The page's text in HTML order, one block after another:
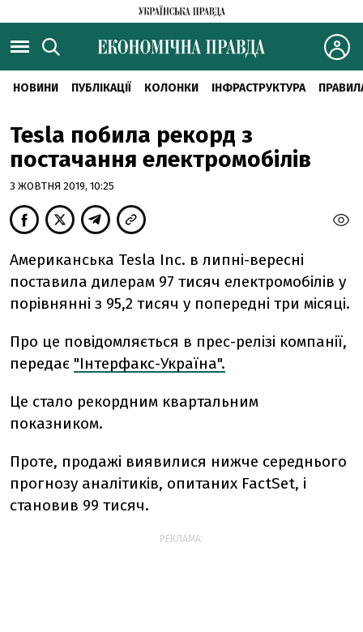
НОВИНИ ПУБЛІКАЦІЇ КОЛОНКИ ІНФРАСТРУКТУРА
Tesla побила рекорд з
постачання електромобілів
3 ЖОВТНЯ 2019, 10:25
Американська Tesla Inc. в липні-вересні
поставила дилерам 97 тисяч електромобілів у
порівнянні з 95,2 тисяч у попередні три місяці.
Про це повідомляється в прес-релізі компанії,
передає "Інтерфакс-Україна".
Це стало рекордним квартальним
показником.
Проте, продажі виявилися нижче середнього
прогнозу аналітиків, опитаних FactSet, і
становив 99 тисяч.
РЕКЛАМА: